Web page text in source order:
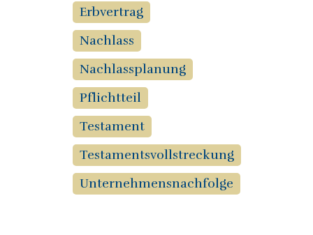
Erbvertrag
Nachlass
Nachlassplanung
Pflichtteil
Testament
Testamentsvollstreckung
Unternehmensnachfolge